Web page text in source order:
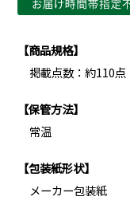
【商品規格】
掲載点数：約110点
【保管方法】
常温
【包装紙形状】
メーカー包装紙